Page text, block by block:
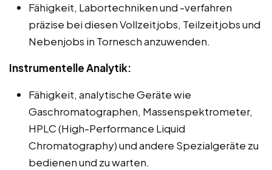
Fähigkeit, Labortechniken und -verfahren
präzise bei diesen Vollzeitjobs, Teilzeitjobs und
Nebenjobs in Tornesch anzuwenden.
Instrumentelle Analytik:
Fähigkeit, analytische Geräte wie
Gaschromatographen, Massenspektrometer,
HPLC (High-Performance Liquid
Chromatography) und andere Spezialgeräte zu
bedienen und zu warten.